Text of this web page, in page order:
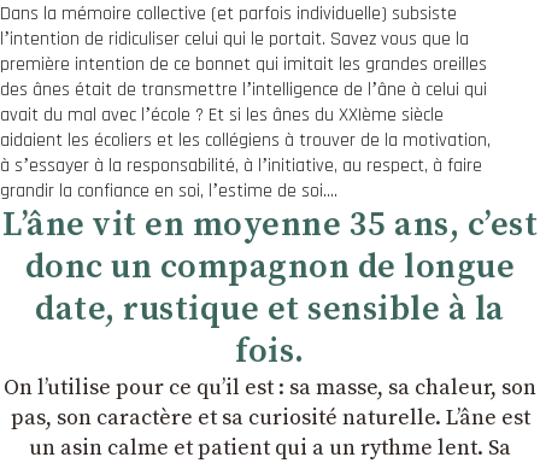
Dans la mémoire collective (et parfois individuelle) subsiste
lʼintention de ridiculiser celui qui le portait. Savez vous que la
première intention de ce bonnet qui imitait les grandes oreilles
des ânes était de transmettre lʼintelligence de lʼâne à celui qui
avait du mal avec lʼécole ? Et si les ânes du XXIème siècle
aidaient les écoliers et les collégiens à trouver de la motivation,
à sʼessayer à la responsabilité, à lʼinitiative, au respect, à faire
grandir la confiance en soi, lʼestime de soi….
Lʼâne vit en moyenne 35 ans, cʼest
donc un compagnon de longue
date, rustique et sensible à la
fois.
On lʼutilise pour ce quʼil est : sa masse, sa chaleur, son
pas, son caractère et sa curiosité naturelle. Lʼâne est
un asin calme et patient qui a un rythme lent. Sa